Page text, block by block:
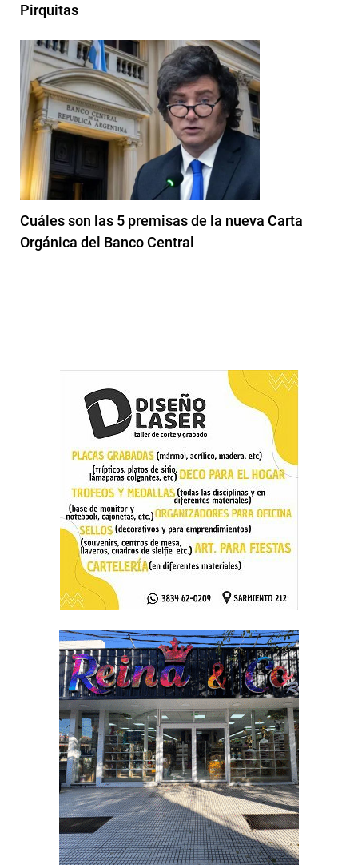
Pirquitas
Cuáles son las 5 premisas de la nueva Carta
Orgánica del Banco Central